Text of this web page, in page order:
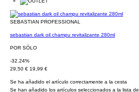
SEBASTIAN PROFESSIONAL
sebastian dark oil champu revitalizante 280ml
POR SÓLO
-32.24%
29,50 € 19,99 €
Se ha añadido el artículo correctamente a la cesta
Se han añadido los artículos seleccionados a la lista de